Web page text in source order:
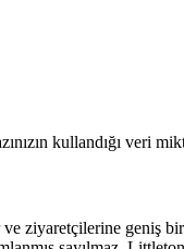
kullandığı veri
ziyaretçilerine geniş